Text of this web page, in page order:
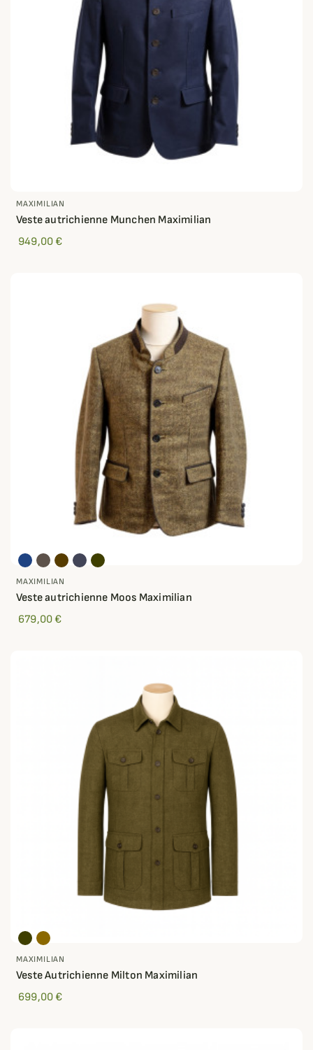
MAXIMILIAN
Veste autrichienne Munchen Maximilian
949,00 €
MAXIMILIAN
Veste autrichienne Moos Maximilian
679,00 €
MAXIMILIAN
Veste Autrichienne Milton Maximilian
699,00 €